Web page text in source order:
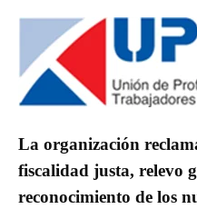
La organización
fiscalidad justa, relevo
reconocimiento de los